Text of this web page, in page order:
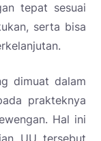
tepat sesuai
serta bisa
dimuat dalam
prakteknya
Hal ini